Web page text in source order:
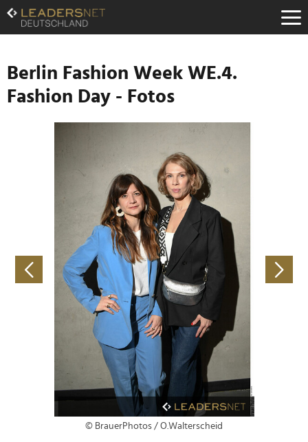
Zum
Inhalt
Zur
Navigation
Zur
Hauptnavigation
Berlin Fashion Week WE.4.
Fashion Day - Fotos
© BrauerPhotos / O.Walterscheid